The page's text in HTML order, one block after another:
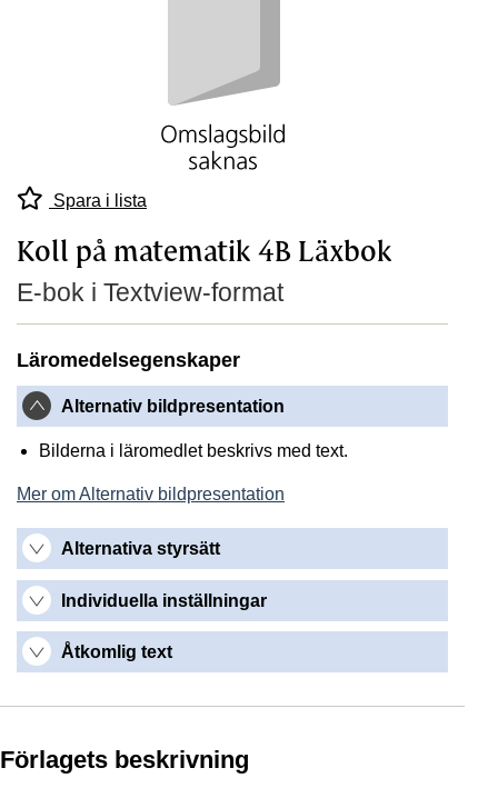
Spara i lista
Koll på matematik 4B Läxbok
E-bok i Textview-format
Läromedelsegenskaper
Alternativ bildpresentation
Bilderna i läromedlet beskrivs med text.
Mer om Alternativ bildpresentation
Alternativa styrsätt
Individuella inställningar
Åtkomlig text
Förlagets beskrivning